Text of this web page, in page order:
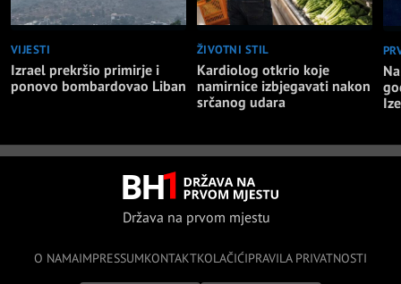
VIJESTI
Izrael prekršio primirje i
ponovo bombardovao Liban
ŽIVOTNI STIL
Kardiolog otkrio koje
namirnice izbjegavati nakon
srčanog udara
Država na prvom mjestu
O NAMAIMPRESSUMKONTAKTKOLAČIĆIPRAVILA PRIVATNOSTI